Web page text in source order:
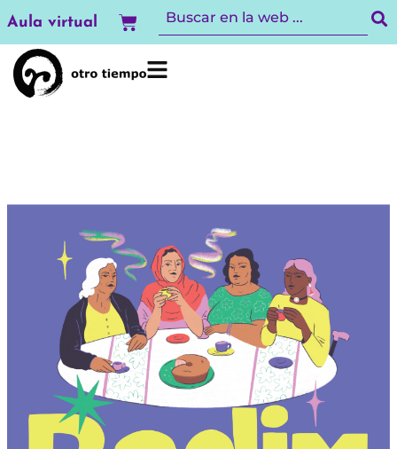
al
contenido
Aula virtual Carrito